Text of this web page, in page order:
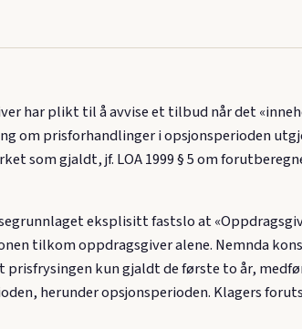
har plikt til å avvise et tilbud når det
om prisforhandlinger i opsjonsperioden
som gjaldt, jf. LOA 1999 § 5 om
eksplisitt fastslo at
tilkom oppdragsgiver alene. Nemnda
prisfrysingen kun gjaldt de første to år,
herunder opsjonsperioden. Klagers